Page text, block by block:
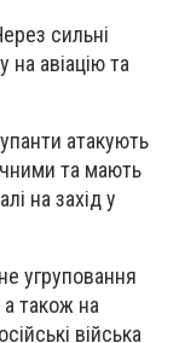
сильні
авіацію та
атакують
та мають
на захід у
угруповання
а також на
війська